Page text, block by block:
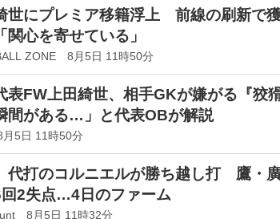
世にプレミア移籍浮上 前線の刷新で
関心を寄せている」
ZONE 8月5日 11時50分
表FW上田綺世、相手GKが嫌がる『狡
間がある…」と代表OBが解説
5日 11時50分
代打のコルニエルが勝ち越し打 鷹・
2失点…4日のファーム
8月5日 11時32分